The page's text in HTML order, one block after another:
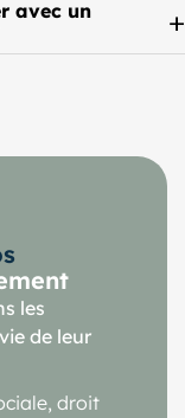
avec un
les
de leur
droit